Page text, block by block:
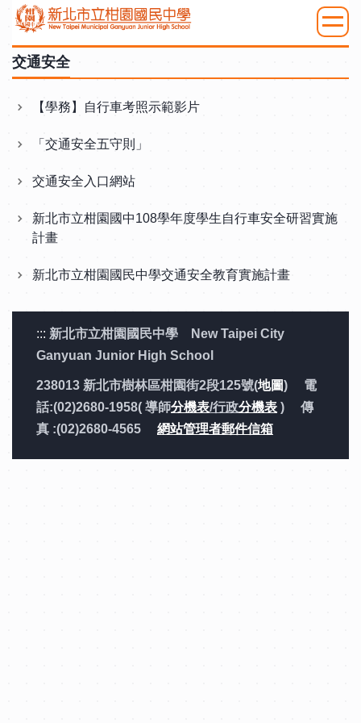
跳
主
要
內
區
交通安全
【學務】自行車考照示範影片
「交通安全五守則」
交通安全入口網站
新北市立柑園國中108學年度學生自行車安全研習實施
計畫
新北市立柑園國民中學交通安全教育實施計畫
::: 新北市立柑園國民中學 New Taipei City
Ganyuan Junior High School
238013 新北市樹林區柑園街2段125號(地圖) 電
話:(02)2680-1958( 導師分機表/行政分機表 ) 傳
真 :(02)2680-4565 網站管理者郵件信箱